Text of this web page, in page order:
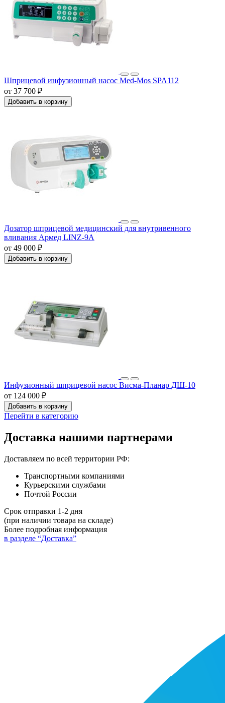
Шприцевой инфузионный насос Med-Mos SPA112
от 37 700 ₽
Добавить в корзину
Дозатор шприцевой медицинский для внутривенного
вливания Армед LINZ-9A
от 49 000 ₽
Добавить в корзину
Инфузионный шприцевой насос Висма-Планар ДШ-10
от 124 000 ₽
Добавить в корзину
Перейти в категорию
Доставка нашими партнерами
Доставляем по всей территории РФ:
Транспортными компаниями
Курьерскими службами
Почтой России
Срок отправки 1-2 дня
(при наличии товара на складе)
Более подробная информация
в разделе “Доставка”